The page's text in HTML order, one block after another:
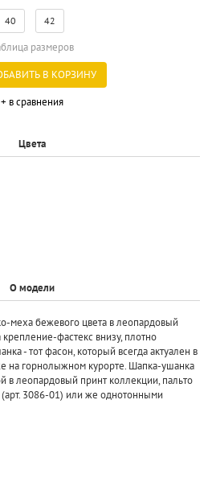
40 42
размеров
В КОРЗИНУ
+ в сравнения
Цвета
О модели
меха бежевого цвета в леопардовый
крепление-фастекс внизу, плотно
- тот фасон, который всегда актуален в
на горнолыжном курорте. Шапка-ушанка
в леопардовый принт коллекции, пальто
3086-01) или же однотонными